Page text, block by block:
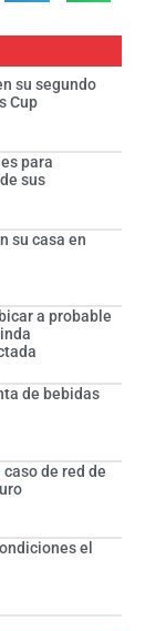
su segundo
Cup
para
sus
su casa en
a probable
de bebidas
de red de
el